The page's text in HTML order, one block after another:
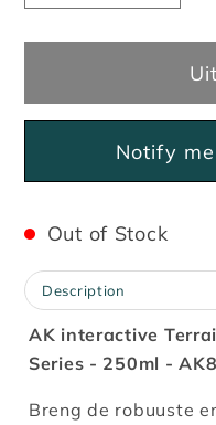
voor
Concrete
voor
250ml
Notify
Out of Stock
Description
AK interactive
Series - 250ml -
Breng de robuuste